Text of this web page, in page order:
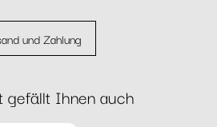
und Zahlung
gefällt Ihnen auch